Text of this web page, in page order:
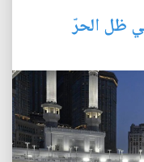
ظل الحرّ